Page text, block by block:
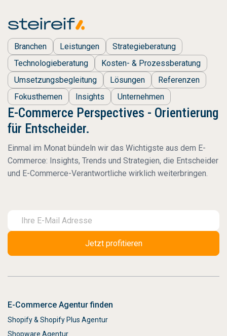
Branchen Leistungen
Strategieberatung
Technologieberatung
Kosten- & Prozessberatung
Umsetzungsbegleitung
Lösungen
Referenzen
Fokusthemen
Insights Unternehmen
E-Commerce Perspectives - Orientierung
für Entscheider.
Einmal im Monat bündeln wir das Wichtigste aus dem E-
Commerce: Insights, Trends und Strategien, die Entscheider
und E-Commerce-Verantwortliche wirklich weiterbringen.
E-Commerce Agentur finden
Shopify & Shopify Plus Agentur
Shopware Agentur